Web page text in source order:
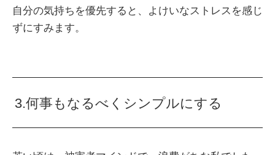
自分の気持ちを優先すると、よけいなストレスを感じ
ずにすみます。
3.何事もなるべくシンプルにする